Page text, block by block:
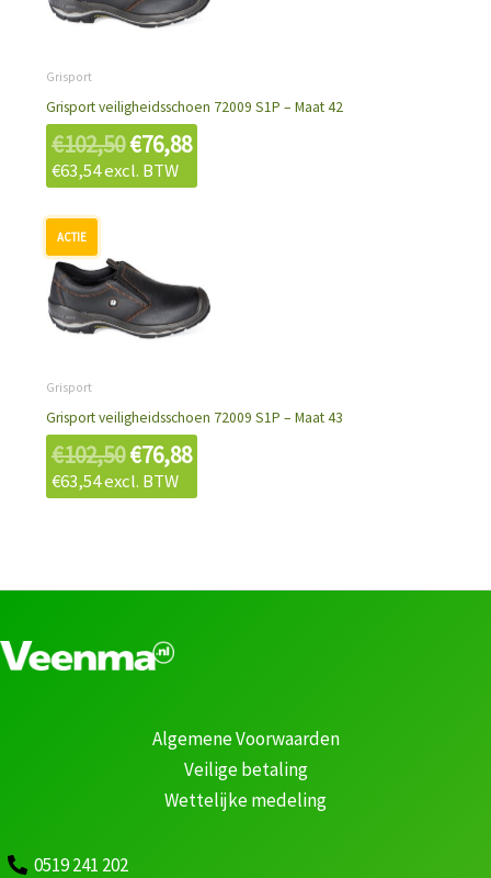
Grisport
Grisport veiligheidsschoen 72009 S1P – Maat 42
€102,50
€102,50.
€76,88
€76,88.
€63,54excl. BTW
Grisport
Grisport veiligheidsschoen 72009 S1P – Maat 43
€102,50
prijs
was:
€102,50.
€76,88
prijs
is:
€76,88.
€63,54excl. BTW
Algemene Voorwaarden
Veilige betaling
Wettelijke medeling
0519 241 202